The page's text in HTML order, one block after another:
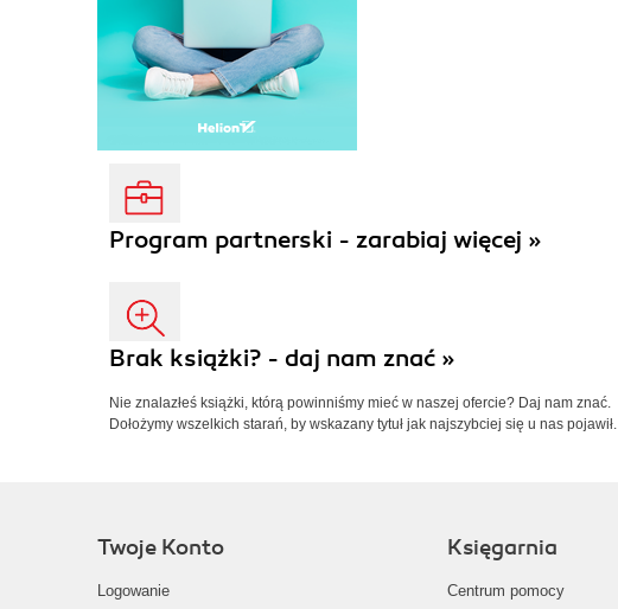
Program partnerski - zarabiaj więcej »
Brak książki? - daj nam znać »
Nie znalazłeś książki, którą powinniśmy mieć w naszej ofercie? Daj nam znać.
Dołożymy wszelkich starań, by wskazany tytuł jak najszybciej się u nas pojawił.
Twoje Konto
Logowanie
Księgarnia
Centrum pomocy